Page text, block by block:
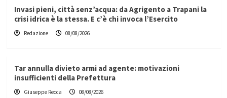
Invasi pieni, città senz’acqua: da Agrigento a Trapani la
crisi idrica è la stessa. E c’è chi invoca l’Esercito
Redazione 08/08/2026
Tar annulla divieto armi ad agente: motivazioni
insufficienti della Prefettura
Giuseppe Recca 08/08/2026